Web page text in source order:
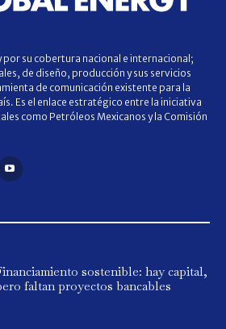
por su cobertura nacional e internacional;
de diseño, producción y sus servicios
de comunicación existente para la
Es el enlace estratégico entre la iniciativa
como Petróleos Mexicanos y la Comisión
sostenible: hay capital,
faltan proyectos bancables